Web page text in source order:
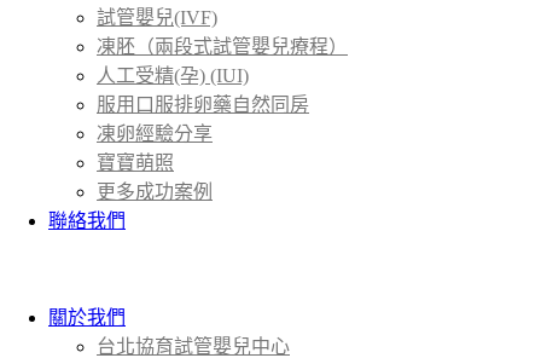
試管嬰兒(IVF)
凍胚（兩段式試管嬰兒療程）
人工受精(孕) (IUI)
服用口服排卵藥自然同房
凍卵經驗分享
寶寶萌照
更多成功案例
聯絡我們
關於我們
台北協育試管嬰兒中心